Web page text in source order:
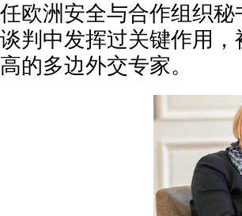
任欧洲安全与合作组织
谈判中发挥过关键作用
高的多边外交专家。